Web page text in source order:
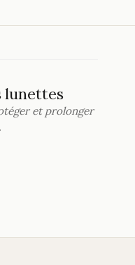
lunettes
et prolonger